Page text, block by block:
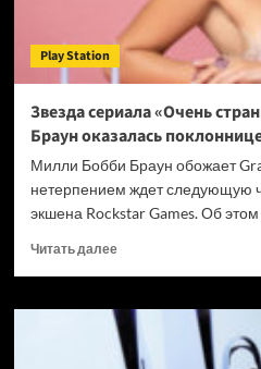
Play Station
Звезда сериала «Очень
Браун оказалась
Милли Бобби Браун обожает
нетерпением ждет следующую
экшена Rockstar Games. Об
Читать далееПрочитать
Звезда
сериала
«Очень